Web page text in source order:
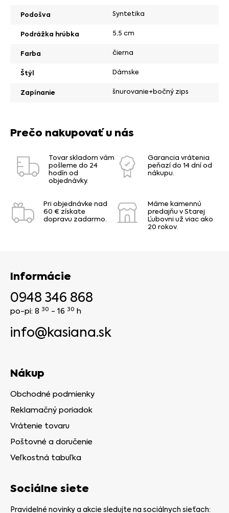
Podošva Syntetika
Podrážka hrúbka 5,5 cm
Farba čierna
Štýl Dámske
Zapínanie šnurovanie+bočný zips
Prečo nakupovať u nás
Tovar skladom vám
pošleme do 24
hodín od
objednávky.
Garancia vrátenia
peňazí do 14 dní od
nákupu.
Pri objednávke nad
60 € získate
dopravu zadarmo.
Máme kamennú
predajňu v Starej
Ľubovni už viac ako
20 rokov.
Informácie
0948 346 868
po-pi: 8 30 - 16 30 h
info@kasiana.sk
Nákup
Obchodné podmienky
Reklamačný poriadok
Vrátenie tovaru
Poštovné a doručenie
Veľkostná tabuľka
Sociálne siete
Pravidelné novinky a akcie sledujte na sociálnych sieťach: